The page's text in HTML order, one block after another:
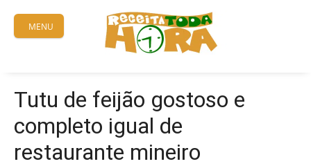
content
MENU
Tutu de feijão gostoso e
completo igual de
restaurante mineiro